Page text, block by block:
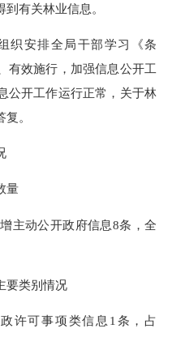
有关林业信息。
织安排全局干部学习《条
有效施行，加强信息公开工
公开工作运行正常，关于林
。
量
主动公开政府信息8条，全
要类别情况
许可事项类信息1条，占